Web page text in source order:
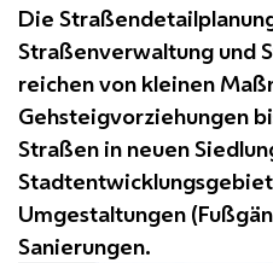
Die
Straßenverwaltung und
reichen von kleinen
Gehsteigvorziehungen
Straßen in neuen
Umgestaltungen
Sanierungen.